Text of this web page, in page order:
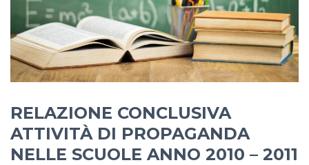
RELAZIONE CONCLUSIVA
ATTIVITÀ DI PROPAGANDA
NELLE SCUOLE ANNO 2010 – 2011